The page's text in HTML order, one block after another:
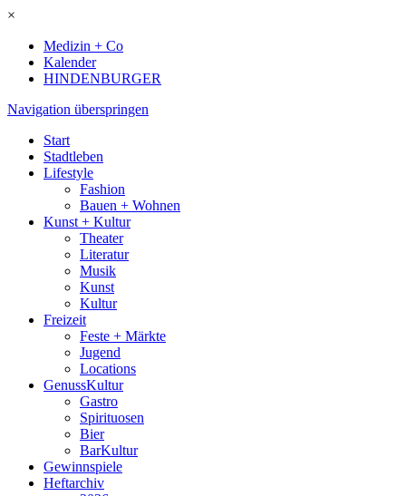
×
Medizin + Co
Kalender
HINDENBURGER
Navigation überspringen
Start
Stadtleben
Lifestyle
Fashion
Bauen + Wohnen
Kunst + Kultur
Theater
Literatur
Musik
Kunst
Kultur
Freizeit
Feste + Märkte
Jugend
Locations
GenussKultur
Gastro
Spirituosen
Bier
BarKultur
Gewinnspiele
Heftarchiv